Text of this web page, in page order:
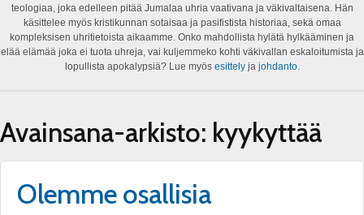
teologiaa, joka edelleen pitää Jumalaa uhria vaativana ja väkivaltaisena. Hän
käsittelee myös kristikunnan sotaisaa ja pasifistista historiaa, sekä omaa
kompleksisen uhritietoista aikaamme. Onko mahdollista hylätä hylkääminen ja
elää elämää joka ei tuota uhreja, vai kuljemmeko kohti väkivallan eskaloitumista ja
lopullista apokalypsiä? Lue myös esittelyja johdanto.
Avainsana-arkisto: kyykyttää
Olemme osallisia